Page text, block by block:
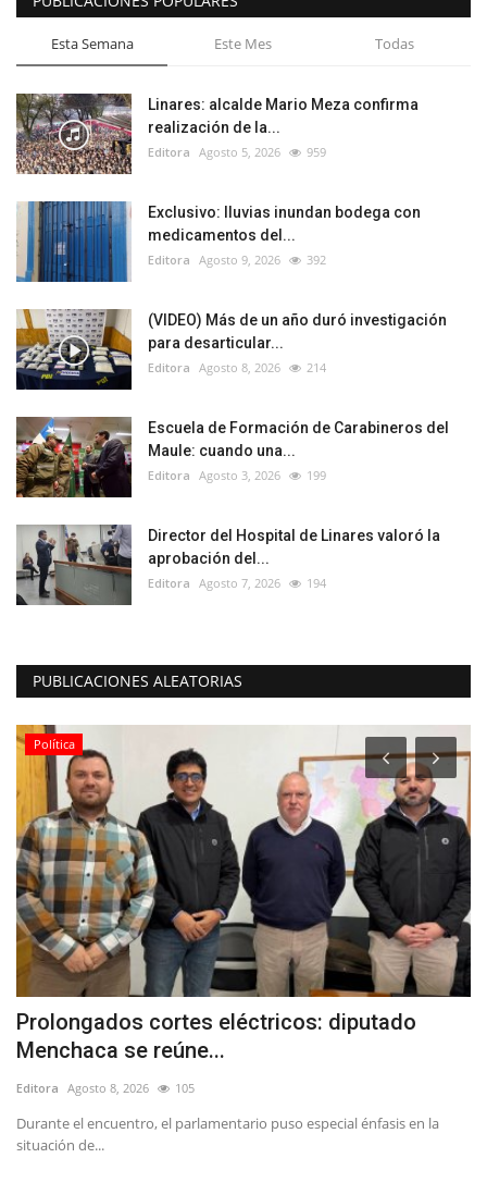
Esta Semana Este Mes Todas
Linares: alcalde Mario Meza confirma
realización de la...
Editora Agosto 5, 2026 959
Exclusivo: lluvias inundan bodega con
medicamentos del...
Editora Agosto 9, 2026 392
(VIDEO) Más de un año duró investigación
para desarticular...
Editora Agosto 8, 2026 214
Escuela de Formación de Carabineros del
Maule: cuando una...
Editora Agosto 3, 2026 199
Director del Hospital de Linares valoró la
aprobación del...
Editora Agosto 7, 2026 194
PUBLICACIONES ALEATORIAS
Política
Prolongados cortes eléctricos: diputado
Menchaca se reúne...
Editora Agosto 8, 2026 105
Durante el encuentro, el parlamentario puso especial énfasis en la
situación de...